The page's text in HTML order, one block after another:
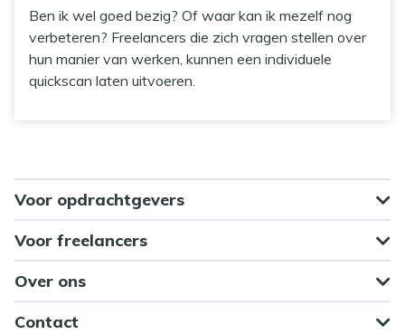
Ben ik wel goed bezig? Of waar kan ik mezelf nog
verbeteren? Freelancers die zich vragen stellen over
hun manier van werken, kunnen een individuele
quickscan laten uitvoeren.
Voor opdrachtgevers
Voor freelancers
Over ons
Contact